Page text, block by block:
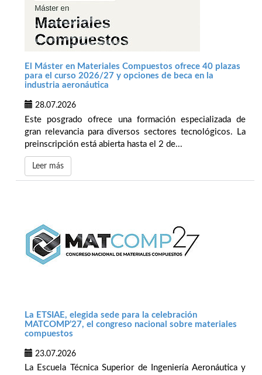
El Máster en Materiales Compuestos ofrece 40 plazas
para el curso 2026/27 y opciones de beca en la
industria aeronáutica
28.07.2026
Este posgrado ofrece una formación especializada de
gran relevancia para diversos sectores tecnológicos. La
preinscripción está abierta hasta el 2 de...
Leer más
La ETSIAE, elegida sede para la celebración
MATCOMP’27, el congreso nacional sobre materiales
compuestos
23.07.2026
La Escuela Técnica Superior de Ingeniería Aeronáutica y